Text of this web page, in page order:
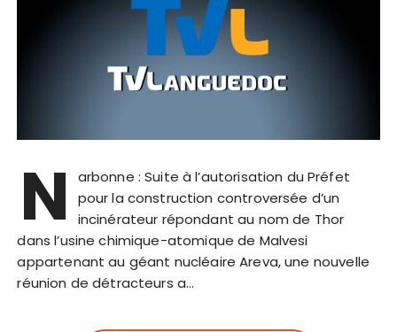
N
arbonne : Suite à l’autorisation du Préfet
pour la construction controversée d’un
incinérateur répondant au nom de Thor
dans l’usine chimique-atomique de Malvesi
appartenant au géant nucléaire Areva, une nouvelle
réunion de détracteurs a…